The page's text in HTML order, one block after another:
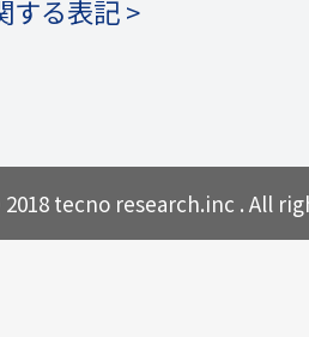
する表記 >
tecno research.inc . All